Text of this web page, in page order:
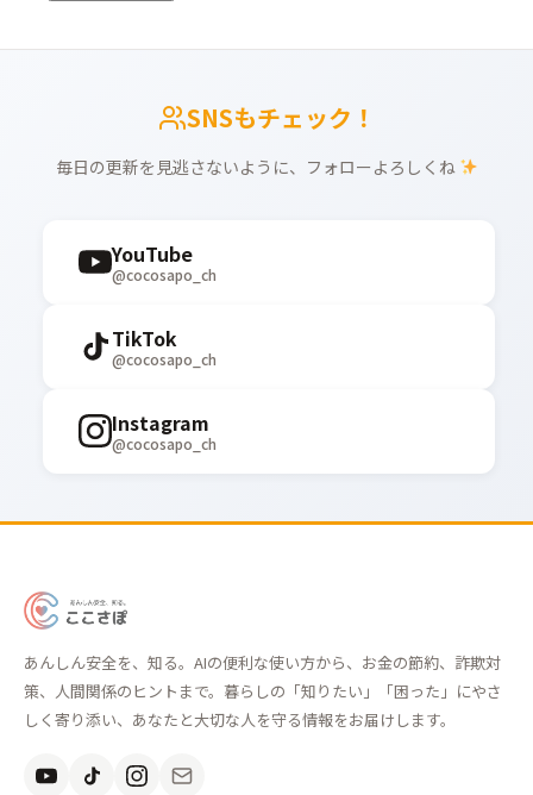
SNSもチェック！
毎日の更新を見逃さないように、フォローよろしくね
YouTube
@cocosapo_ch
TikTok
@cocosapo_ch
Instagram
@cocosapo_ch
あ
ん
し
ん
全
あんしん安全を、知る。AIの便利な使い方から、お金の節約、詐欺対
策、人間関係のヒントまで。暮らしの「知りたい」「困った」にやさ
しく寄り添い、あなたと大切な人を守る情報をお届けします。